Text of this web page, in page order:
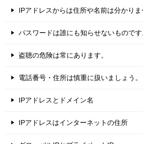
IPアドレスからは住所や名前は分かりま
パスワードは誰にも知らせないものです
盗聴の危険は常にあります。
電話番号・住所は慎重に扱いましょう。
IPアドレスとドメイン名
IPアドレスはインターネットの住所